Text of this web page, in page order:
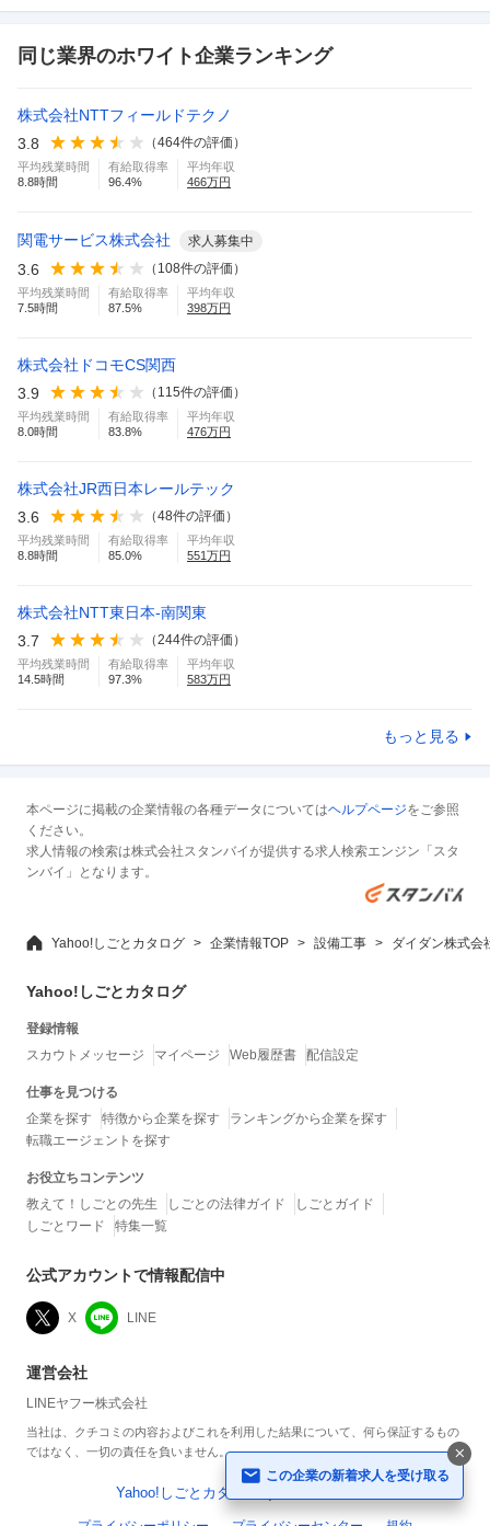
同じ業界のホワイト企業ランキング
株式会社NTTフィールドテクノ
3.8
（464件の評価）
平均残業時間
8.8時間
有給取得率
96.4%
平均年収
466万円
関電サービス株式会社 求人募集中
3.6 （ 108件の評価）
平均残業時間
7.5時間
有給取得率
87.5%
平均年収
398万円
株式会社ドコモCS関西
3.9
（ 115件の評価）
平均残業時間
8.0時間
有給取得率
83.8%
平均年収
476万円
株式会社JR西日本レールテック
3.6
（48件の評価）
平均残業時間
8.8時間
有給取得率
85.0%
平均年収
551万円
株式会社NTT東日本-南関東
3.7
（244件の評価）
平均残業時間
14.5時間
有給取得率
97.3%
平均年収
583万円
もっと見る
この企業の新着求人を受け取る
本ページに掲載の企業情報の各種データについてはヘルプページをご参照
ください。
求人情報の検索は株式会社スタンバイが提供する求人検索エンジン「スタ
ンバイ」となります。
Yahoo!しごとカタログ 企業情報TOP 設備工事 ダイダン株式会
Yahoo!しごとカタログ
登録情報
スカウトメッセージ
マイページ Web履歴書 配信設定
仕事を見つける
企業を探す
特徴から企業を探す
ランキングから企業を探す
転職エージェントを探す
お役立ちコンテンツ
教えて！しごとの先生
しごとの法律ガイド
しごとガイド
しごとワード
特集一覧
公式アカウントで情報配信中
X LINE
運営会社
LINEヤフー株式会社
当社は、クチコミの内容およびこれを利用した結果について、何ら保証するもの
ではなく、一切の責任を負いません。
Yahoo!しごとカタログ